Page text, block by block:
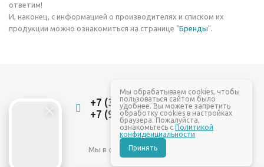
ответим!
И, наконец, с информацией о производителях и списком их
продукции можно ознакомиться на странице "Бренды".
+7 (3532) 22-88-84
+7 (961) 937-88-84
Мы в социальных сетях:
Мы обрабатываем cookies, чтобы
пользоваться сайтом было
удобнее. Вы можете запретить
обработку cookies в настройках
браузера. Пожалуйста,
ознакомьтесь с Политикой
конфиденциальности
Принять